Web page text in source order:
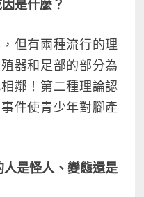
是什麼？
但有兩種流行的理
器和足部的部分為
鄰！第二種理論認
件使青少年對腳產
是怪人、變態還是